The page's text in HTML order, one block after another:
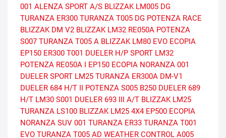
001 ALENZA SPORT A/S BLIZZAK LM005 DG
TURANZA ER300 TURANZA T005 DG POTENZA RACE
BLIZZAK DM V2 BLIZZAK LM32 RE050A POTENZA
S007 TURANZA T005 A BLIZZAK LM80 EVO ECOPIA
EP150 ER300 T001 DUELER H/P SPORT LM32
POTENZA RE050A I EP150 ECOPIA NORANZA 001
DUELER SPORT LM25 TURANZA ER300A DM-V1
DUELER 684 H/T II POTENZA S005 B250 DUELER 689
H/T LM30 S001 DUELER 693 III A/T BLIZZAK LM25
TURANZA LS100 BLIZZAK LM25 4X4 EP500 ECOPIA
NORANZA SUV 001 TURANZA ER33 TURANZA T001
EVO TURANZA T005 AD WEATHER CONTROL A005